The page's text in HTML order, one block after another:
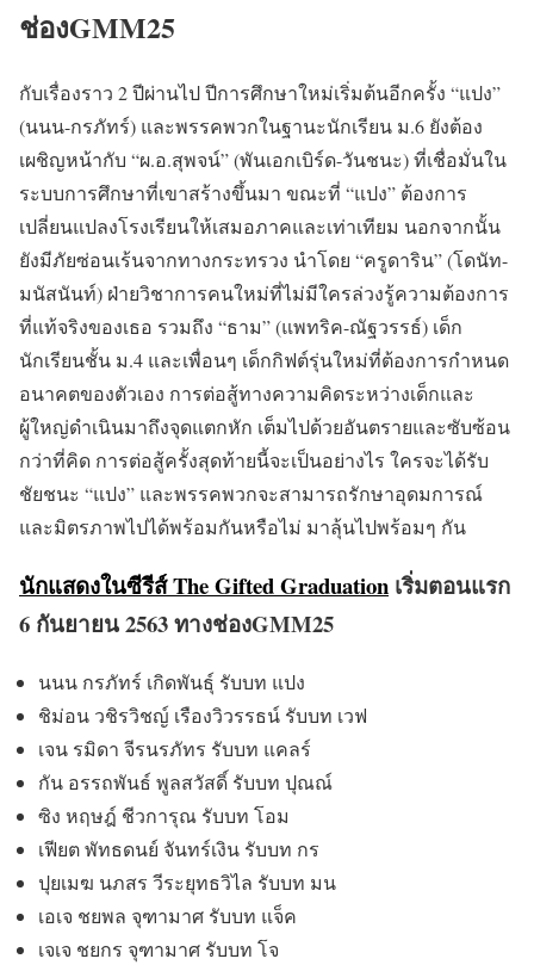
ช่องGMM25
กับเรื่องราว 2 ปีผ่านไป ปีการศึกษาใหม่เริ่มต้นอีกครั้ง “แปง”
(นนน-กรภัทร์) และพรรคพวกในฐานะนักเรียน ม.6 ยังต้อง
เผชิญหน้ากับ “ผ.อ.สุพจน์” (พันเอกเบิร์ด-วันชนะ) ที่เชื่อมั่นใน
ระบบการศึกษาที่เขาสร้างขึ้นมา ขณะที่ “แปง” ต้องการ
เปลี่ยนแปลงโรงเรียนให้เสมอภาคและเท่าเทียม นอกจากนั้น
ยังมีภัยซ่อนเร้นจากทางกระทรวง นำโดย “ครูดาริน” (โดนัท-
มนัสนันท์) ฝ่ายวิชาการคนใหม่ที่ไม่มีใครล่วงรู้ความต้องการ
ที่แท้จริงของเธอ รวมถึง “ธาม” (แพทริค-ณัฐวรรธ์) เด็ก
นักเรียนชั้น ม.4 และเพื่อนๆ เด็กกิฟต์รุ่นใหม่ที่ต้องการกำหนด
อนาคตของตัวเอง การต่อสู้ทางความคิดระหว่างเด็กและ
ผู้ใหญ่ดำเนินมาถึงจุดแตกหัก เต็มไปด้วยอันตรายและซับซ้อน
กว่าที่คิด การต่อสู้ครั้งสุดท้ายนี้จะเป็นอย่างไร ใครจะได้รับ
ชัยชนะ “แปง” และพรรคพวกจะสามารถรักษาอุดมการณ์
และมิตรภาพไปได้พร้อมกันหรือไม่ มาลุ้นไปพร้อมๆ กัน
นักแสดงในซีรีส์ The Gifted Graduation เริ่มตอนแรก
6 กันยายน 2563 ทางช่องGMM25
นนน กรภัทร์ เกิดพันธุ์ รับบท แปง
ชิม่อน วชิรวิชญ์ เรืองวิวรรธน์ รับบท เวฟ
เจน รมิดา จีรนรภัทร รับบท แคลร์
กัน อรรถพันธ์ พูลสวัสดิ์ รับบท ปุณณ์
ซิง หฤษฎ์ ชีวการุณ รับบท โอม
เฟียต พัทธดนย์ จันทร์เงิน รับบท กร
ปุยเมฆ นภสร วีระยุทธวิไล รับบท มน
เอเจ ชยพล จุฑามาศ รับบท แจ็ค
เจเจ ชยกร จุฑามาศ รับบท โจ